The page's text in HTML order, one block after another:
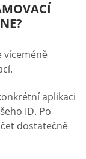
víceméně
aplikaci
ID. Po
dostatečně